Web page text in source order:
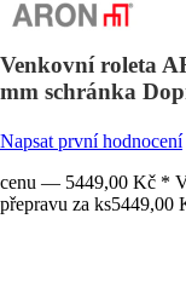
Venkovní roleta
mm schránka
Napsat první hodnocení
cenu — 5449,00 Kč *
přepravu za ks5449,00